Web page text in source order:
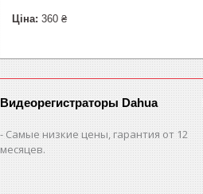
Ціна: 360 ₴
Видеорегистраторы Dahua
Самые низкие цены, гарантия от 12
месяцев.